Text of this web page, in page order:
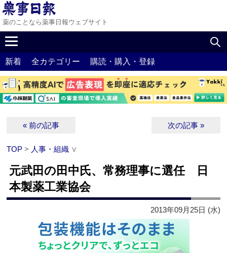
薬のことなら薬事日報ウェブサイト
新着 全カテゴリー 購読・購入・登録
« 前の記事 次の記事 »
TOP > 人事・組織 ∨
元武田の田中氏、常務理事に選任 日
本製薬工業協会
2013年09月25日 (水)